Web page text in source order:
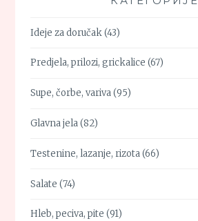
Ideje za doručak(43)
Predjela, prilozi, grickalice (67)
Supe, čorbe, variva(95)
Glavna jela(82)
Testenine, lazanje, rizota(66)
Salate (74)
Hleb, peciva, pite (91)